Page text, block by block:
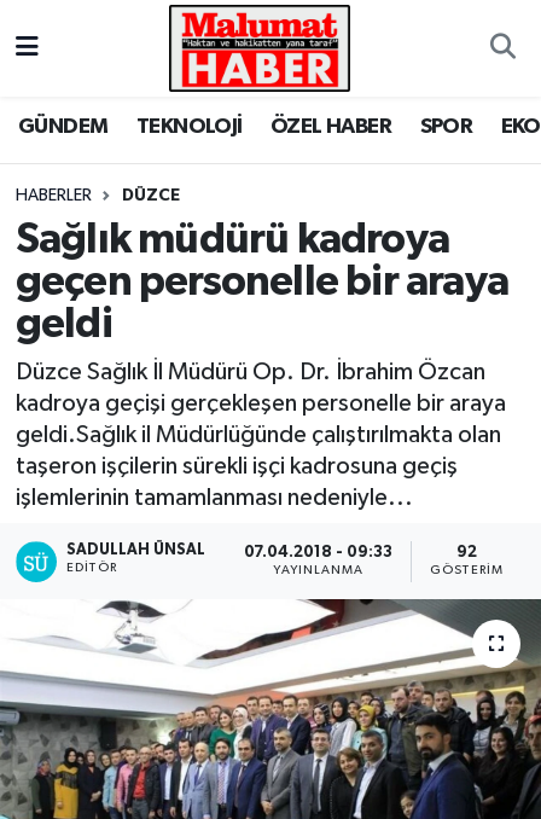
GÜNDEM TEKNOLOJİ ÖZEL HABER SPOR
HABERLER DÜZCE
Sağlık müdürü kadroya
geçen personelle bir araya
geldi
Düzce Sağlık İl Müdürü Op. Dr. İbrahim Özcan
kadroya geçişi gerçekleşen personelle bir araya
geldi.Sağlık il Müdürlüğünde çalıştırılmakta olan
taşeron işçilerin sürekli işçi kadrosuna geçiş
işlemlerinin tamamlanması nedeniyle...
SADULLAH ÜNSAL
EDITÖR
07.04.2018 - 09:33
YAYINLANMA
92
GÖSTERIM
Nöbetçi Eczaneler
Süper Lig Puan Durumu ve Fikstür
Tüm Manşetler
Son Dakika Haberleri
Haber Arşivi